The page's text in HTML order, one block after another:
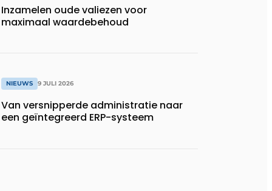
Inzamelen oude valiezen voor
maximaal waardebehoud
NIEUWS 9 JULI 2026
Van versnipperde administratie naar
een geïntegreerd ERP-systeem